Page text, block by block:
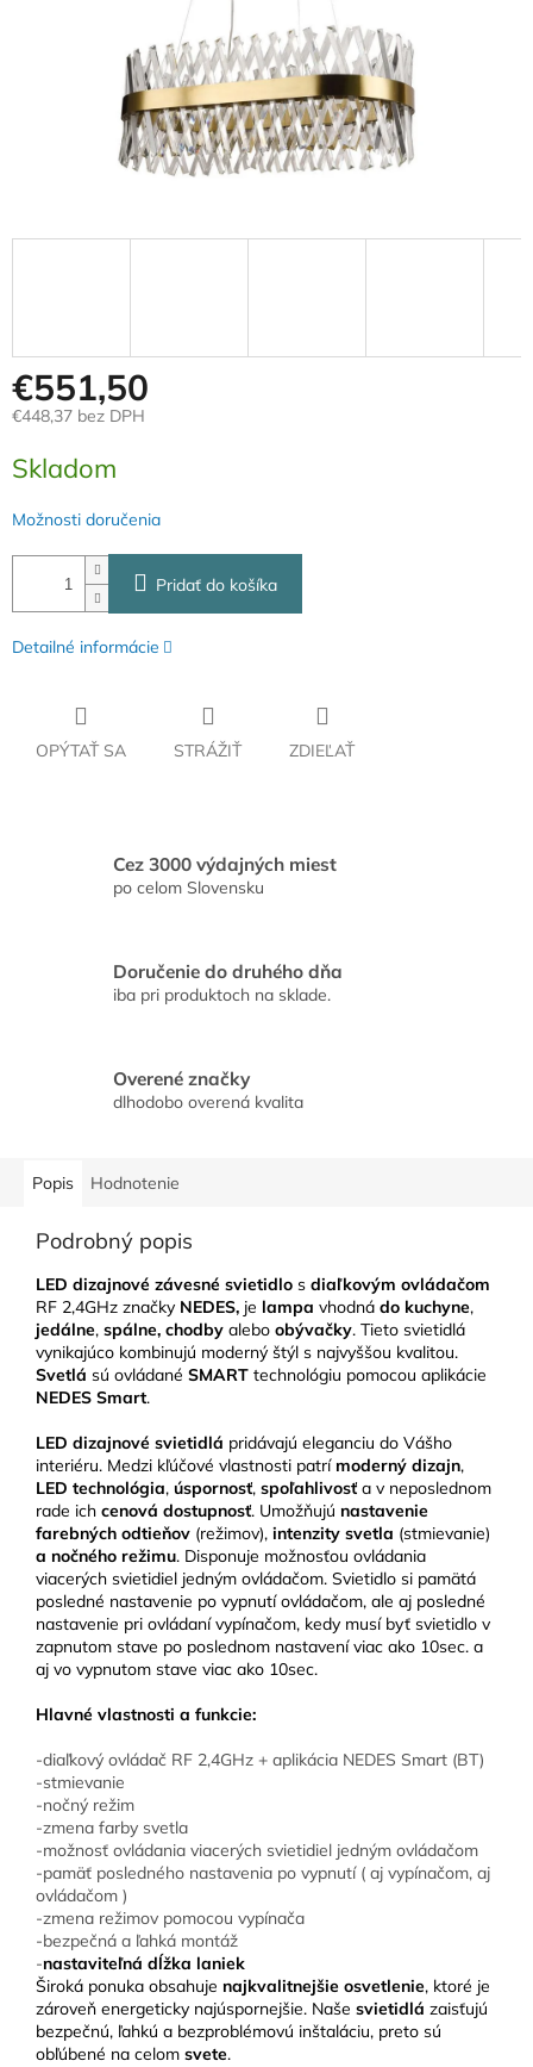
€551,50
€448,37 bez DPH
cena:
Skladom
Možnosti doručenia
Pridať do košíka
Detailné informácie
OPÝTAŤ SA STRÁŽIŤ ZDIEĽAŤ
Cez 3000 výdajných miest
po celom Slovensku
Doručenie do druhého dňa
iba pri produktoch na sklade.
Overené značky
dlhodobo overená kvalita
Popis Hodnotenie
Podrobný popis
LED dizajnové závesné svietidlo s diaľkovým ovládačom
RF 2,4GHz značky NEDES, je lampa vhodná do kuchyne,
jedálne, spálne, chodby alebo obývačky. Tieto svietidlá
vynikajúco kombinujú moderný štýl s najvyššou kvalitou.
Svetlá sú ovládané SMART technológiu pomocou aplikácie
NEDES Smart.
LED dizajnové svietidlá pridávajú eleganciu do Vášho
interiéru. Medzi kľúčové vlastnosti patrímoderný dizajn,
LED technológia, úspornosť, spoľahlivosť a v neposlednom
rade ich cenová dostupnosť. Umožňujú nastavenie
farebných odtieňov (režimov), intenzity svetla (stmievanie)
a nočného režimu. Disponuje možnosťou ovládania
viacerých svietidiel jedným ovládačom. Svietidlo si pamätá
posledné nastavenie po vypnutí ovládačom, ale aj posledné
nastavenie pri ovládaní vypínačom, kedy musí byť svietidlo v
zapnutom stave po poslednom nastavení viac ako 10sec. a
aj vo vypnutom stave viac ako 10sec.
Hlavné vlastnosti a funkcie:
-diaľkový ovládač RF 2,4GHz + aplikácia NEDES Smart (BT)
-stmievanie
-nočný režim
-zmena farby svetla
-možnosť ovládania viacerých svietidiel jedným ovládačom
-pamäť posledného nastavenia po vypnutí ( aj vypínačom, aj
ovládačom )
-zmena režimov pomocou vypínača
-bezpečná a ľahká montáž
-nastaviteľná dĺžka laniek
Široká ponuka obsahuje najkvalitnejšie osvetlenie, ktoré je
zároveň energeticky najúspornejšie. Naše svietidlá zaisťujú
bezpečnú, ľahkú a bezproblémovú inštaláciu, preto sú
obľúbené na celom svete.